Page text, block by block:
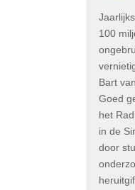
100
Bart
Goed
het
in de
door